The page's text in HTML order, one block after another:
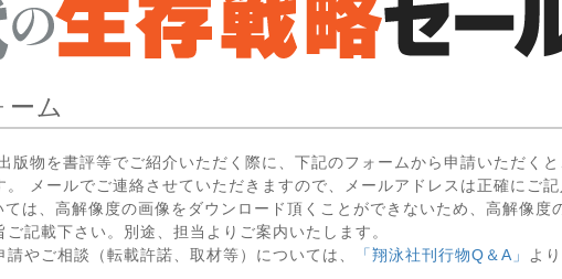
ーム
版物を書評等でご紹介いただく際に、下記のフォームから申請いただく
メールでご連絡させていただきますので、メールアドレスは正確にご記
は、高解像度の画像をダウンロード頂くことができないため、高解像度
記載下さい。別途、担当よりご案内いたします。
やご相談（転載許諾、取材等）については、
「翔泳社刊行物Q＆A」 よ